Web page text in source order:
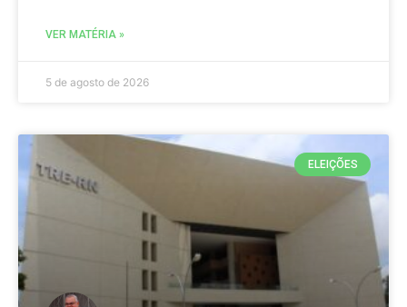
VER MATÉRIA »
5 de agosto de 2026
ELEIÇÕES